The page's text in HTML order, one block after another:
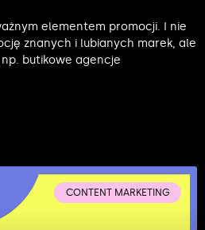
elementem promocji. I nie
znanych i lubianych marek, ale
butikowe agencje
CONTENT MARKETING